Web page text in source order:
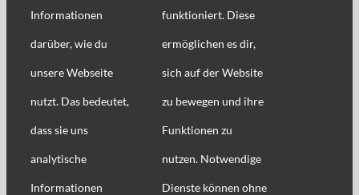
Informationen
darüber, wie du
unsere Webseite
nutzt. Das bedeutet,
dass sie uns
analytische
Informationen
funktioniert. Diese
ermöglichen es dir,
sich auf der Website
zu bewegen und ihre
Funktionen zu
nutzen. Notwendige
Dienste können ohne